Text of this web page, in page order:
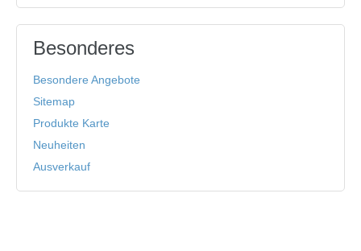
Besonderes
Besondere Angebote
Sitemap
Produkte Karte
Neuheiten
Ausverkauf